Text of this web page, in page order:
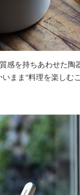
感を持ちあわせた陶
まま"料理を楽しむ